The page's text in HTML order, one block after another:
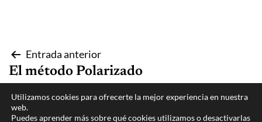
Navegación
de
entradas
Entrada anterior
El método Polarizado
Entrada siguiente
Utilizamos cookies para ofrecerte la mejor experiencia en nuestra
web.
Puedes aprender más sobre qué cookies utilizamos o desactivarlas